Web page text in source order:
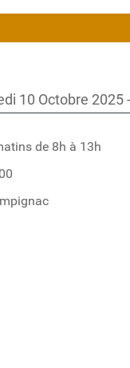
10 Octobre 2025
de 8h à 13h